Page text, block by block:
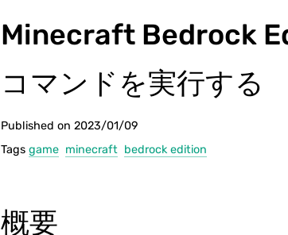
Minecraft Bedrock
コマンドを実行する
Published on 2023/01/09
Tags game minecraft bedrock edition
概要